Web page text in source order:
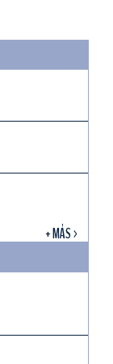
+ MÁS >